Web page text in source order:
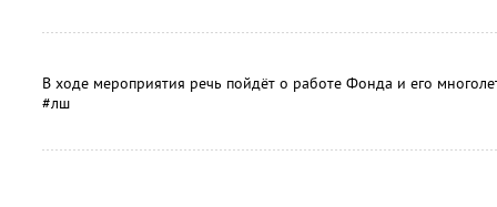
В ходе мероприятия речь пойдёт о работе Фонда и его
#лш